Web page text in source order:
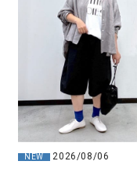
NEW 2026/08/06